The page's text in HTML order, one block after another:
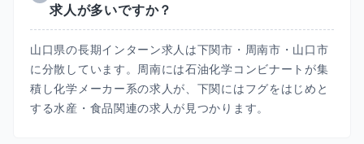
求人が多いですか？
山口県の長期インターン求人は下関市・周南市・山口市
に分散しています。周南には石油化学コンビナートが集
積し化学メーカー系の求人が、下関にはフグをはじめと
する水産・食品関連の求人が見つかります。